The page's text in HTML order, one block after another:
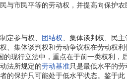
市民平等的劳动权，并提高向保护农
定参与权、 团结权 、集体谈判权、民
、集体谈判权和劳动争议权在劳动权
现行立法中，重点在于前一类权利，
法所规定的劳动基准只是最低水平的
的保护只可能处于低水平状态。鉴于